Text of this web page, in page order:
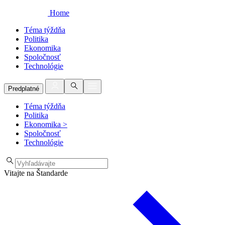
Home
Téma týždňa
Politika
Ekonomika
Spoločnosť
Technológie
Predplatné
Téma týždňa
Politika
Ekonomika >
Spoločnosť
Technológie
Vitajte na Štandarde